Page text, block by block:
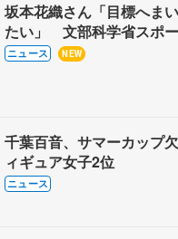
坂本花織さん「目標へま
たい」 文部科学省スポ
代表謝辞
ニュース NEW
千葉百音、サマーカップ
ィギュア女子2位
ニュース